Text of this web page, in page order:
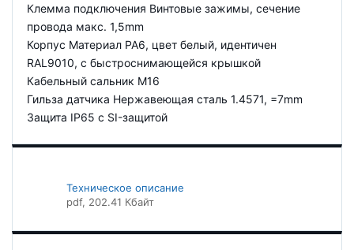
Клемма подключения Винтовые зажимы, сечение
провода макс. 1,5mm
Корпус Материал PA6, цвет белый, идентичен
RAL9010, с быстроснимающейся крышкой
Кабельный сальник M16
Гильза датчика Нержавеющая сталь 1.4571, =7mm
Защита IP65 с SI-защитой
Техническое описание
pdf, 202.41 Кбайт